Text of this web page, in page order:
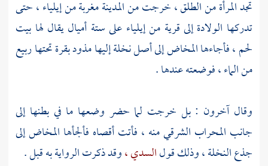
تجد المرأة من الطلق ، خرجت من المدينة مغربة من إيلياء ، حتى
تدركها الولادة إلى قرية من إيلياء على ستة أميال يقال لها بيت
لحم ، فأجاءها المخاض إلى أصل نخلة إليها مذود بقرة تحتها ربيع
من الماء ، فوضعته عندها .
وقال آخرون : بل خرجت لما حضر وضعها ما في بطنها إلى
جانب المحراب الشرقي منه ، فأتت أقصاه فألجأها المخاض إلى
جذع النخلة ، وذلك قولالسدي ،وقد ذكرت الرواية به قبل .